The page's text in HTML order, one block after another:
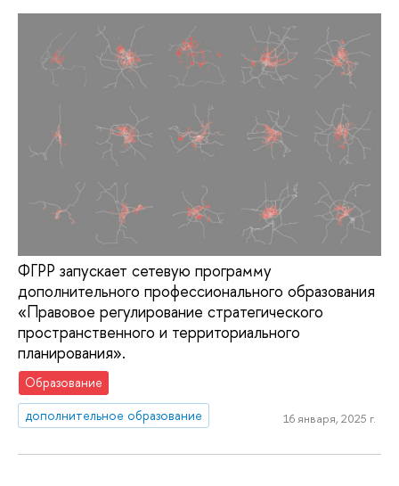
ФГРР запускает сетевую программу
дополнительного профессионального образования
«Правовое регулирование стратегического
пространственного и территориального
планирования».
Образование
дополнительное образование
16 января, 2025 г.